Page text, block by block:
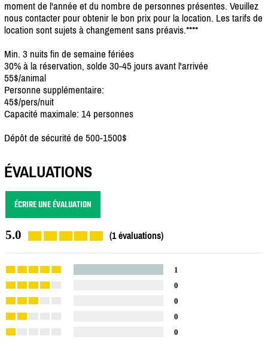
moment de l'année et du nombre de personnes présentes. Veuillez
nous contacter pour obtenir le bon prix pour la location. Les tarifs de
location sont sujets à changement sans préavis.****
Min. 3 nuits fin de semaine fériées
30% à la réservation, solde 30-45 jours avant l'arrivée
55$/animal
Personne supplémentaire:
45$/pers/nuit
Capacité maximale: 14 personnes
Dépôt de sécurité de 500-1500$
ÉVALUATIONS
ÉCRIRE UNE ÉVALUATION
5.0 (1 évaluations)
1
0
0
0
0